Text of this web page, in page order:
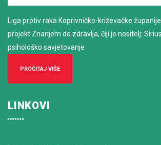
Liga protiv raka Koprivničko-križevačke
projekt Znanjem do zdravlja, čiji je nositelj:
psihološko savjetovanje
PROČITAJ VIŠE
LINKOVI